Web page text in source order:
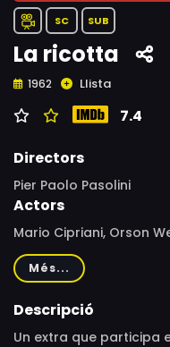
SC SUB
La ricotta
1962 Llista
7.4
Directors
Pier Paolo Pasolini
Actors
Mario Cipriani, Orson
Vittorio La Paglia,
Tomas Milian
Més...
Descripció
Un extra que participa